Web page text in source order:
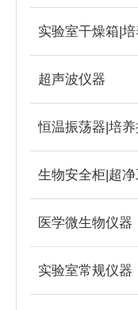
实验室干燥箱|
超声波仪器
恒温振荡器|培养
生物安全柜|超净
医学微生物仪器
实验室常规仪器